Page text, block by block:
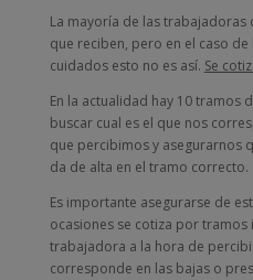
La mayoría de las trabajadoras
que reciben, pero en el caso
cuidados esto no es así. Se
En la actualidad hay 10 tramos
buscar cual es el que nos
que percibimos y asegurarnos
da de alta en el tramo correcto.
Es importante asegurarse de
ocasiones se cotiza por
trabajadora a la hora de
corresponde en las bajas o